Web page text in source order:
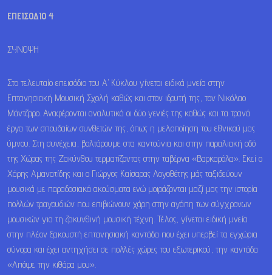
ΕΠΕΙΣΟΔΙΟ 4
ΣΥΝΟΨΗ
Στο τελευταίο επεισόδιο του Α’ Κύκλου γίνεται ειδικά μνεία στην
Επτανησιακή Μουσική Σχολή καθώς και στον ιδρυτή της, τον Νικόλαο
Μάντζαρο. Αναφέρονται αναλυτικά οι δύο γενιές της καθώς και τα τρανά
έργα των σπουδαίων συνθετών της, όπως η μελοποίηση του εθνικού μας
ύμνου. Στη συνέχεια, βολτάρουμε στα καντούνια και στην παραλιακή οδό
της Χώρας της Ζακύνθου τερματίζοντας στην ταβέρνα «Βαρκαρόλα». Εκεί ο
Χάρης Αμανατίδης και ο Γιώργος Καίσαρας Λογοθέτης μάς ταξιδεύουν
μουσικά με παραδοσιακά ακούσματα ενώ μοιράζονται μαζί μας την ιστορία
πολλών τραγουδιών που επιβιώνουν χάρη στην αγάπη των σύγχρονων
μουσικών για τη ζακυνθινή μουσική τέχνη. Τέλος, γίνεται ειδική μνεία
στην πλέον ξακουστή επτανησιακή καντάδα που έχει υπερβεί τα εγχώρια
σύνορα και έχει αντηχήσει σε πολλές χώρες του εξωτερικού, την καντάδα
«Απόψε την κιθάρα μου».